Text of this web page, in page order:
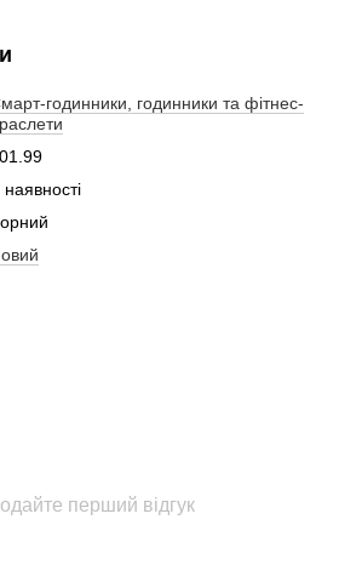
годинники, годинники та фітнес-
наявності
перший відгук